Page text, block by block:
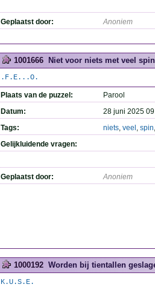
Geplaatst door: Anoniem
1001666 Niet voor niets met veel
.F.E...O.
Plaats van de puzzel:
Parool
Datum:
28 juni 2025
Tags:
niets, veel , spin
Gelijkluidende vragen:
Geplaatst door: Anoniem
1000192 Worden bij tientallen
K.U.S.E.